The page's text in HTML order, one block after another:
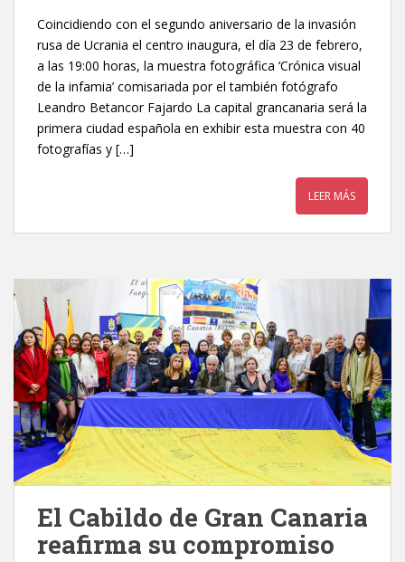
Coincidiendo con el segundo aniversario de la invasión
rusa de Ucrania el centro inaugura, el día 23 de febrero,
a las 19:00 horas, la muestra fotográfica ‘Crónica visual
de la infamia’ comisariada por el también fotógrafo
Leandro Betancor Fajardo La capital grancanaria será la
primera ciudad española en exhibir esta muestra con 40
fotografías y […]
LEER MÁS
El Cabildo de Gran Canaria
reafirma su compromiso